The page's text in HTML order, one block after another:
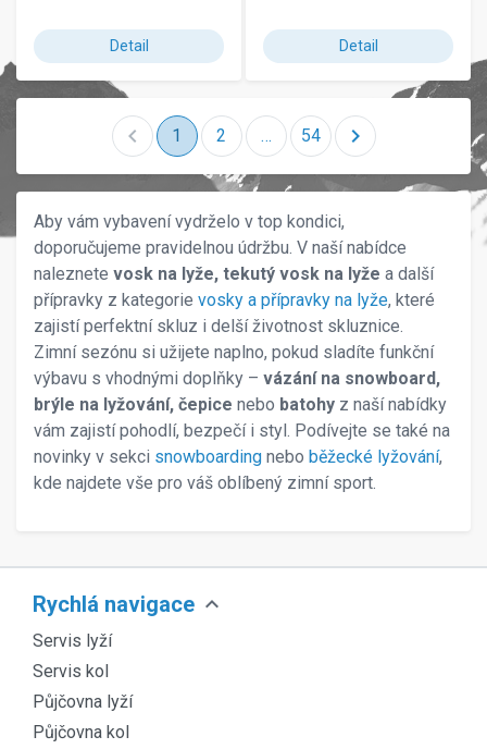
Detail Detail
chevron_left 1 2 … 54 chevron_right
Aby vám vybavení vydrželo v top kondici,
doporučujeme pravidelnou údržbu. V naší nabídce
naleznete vosk na lyže, tekutý vosk na lyže a další
přípravky z kategorie vosky a přípravky na lyže, které
zajistí perfektní skluz i delší životnost skluznice.
Zimní sezónu si užijete naplno, pokud sladíte funkční
výbavu s vhodnými doplňky – vázání na snowboard,
brýle na lyžování, čepice nebo batohy z naší nabídky
vám zajistí pohodlí, bezpečí i styl. Podívejte se také na
novinky v sekci snowboarding nebo běžecké lyžování,
kde najdete vše pro váš oblíbený zimní sport.
Rychlá navigace expand_more
Servis lyží
Servis kol
Půjčovna lyží
Půjčovna kol